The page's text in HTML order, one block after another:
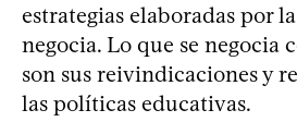
estrategias elaboradas por
negocia. Lo que se negocia
son sus reivindicaciones y
las políticas educativas.